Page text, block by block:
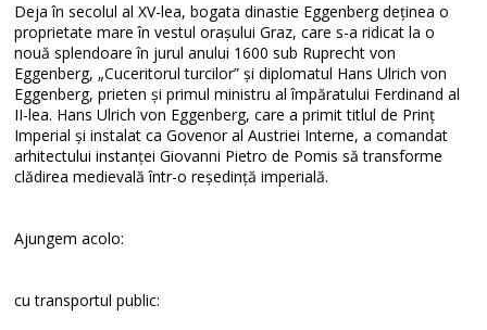
Deja în secolul al XV-lea, bogata dinastie Eggenberg deținea o
proprietate mare în vestul orașului Graz, care s-a ridicat la o
nouă splendoare în jurul anului 1600 sub Ruprecht von
Eggenberg, „Cuceritorul turcilor” și diplomatul Hans Ulrich von
Eggenberg, prieten și primul ministru al împăratului Ferdinand al
II-lea. Hans Ulrich von Eggenberg, care a primit titlul de Prinț
Imperial și instalat ca Govenor al Austriei Interne, a comandat
arhitectului instanței Giovanni Pietro de Pomis să transforme
clădirea medievală într-o reședință imperială.
Ajungem acolo:
cu transportul public: